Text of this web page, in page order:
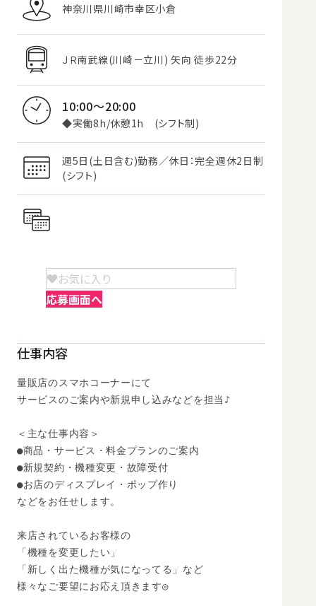
神奈川県川崎市幸区小倉
ＪＲ南武線(川崎－立川) 矢向 徒歩22分
10:00～20:00
◆実働8h/休憩1h (シフト制)
週5日(土日含む)勤務／休日：完全週休2日制
(シフト)
お気に入り
応募画面へ
仕事内容
量販店のスマホコーナーにて
サービスのご案内や新規申し込みなどを担当♪
＜主な仕事内容＞
●商品・サービス・料金プランのご案内
●新規契約・機種変更・故障受付
●お店のディスプレイ・ポップ作り
などをお任せします。
来店されているお客様の
「機種を変更したい」
「新しく出た機種が気になってる」など
様々なご要望にお応え頂きます◎